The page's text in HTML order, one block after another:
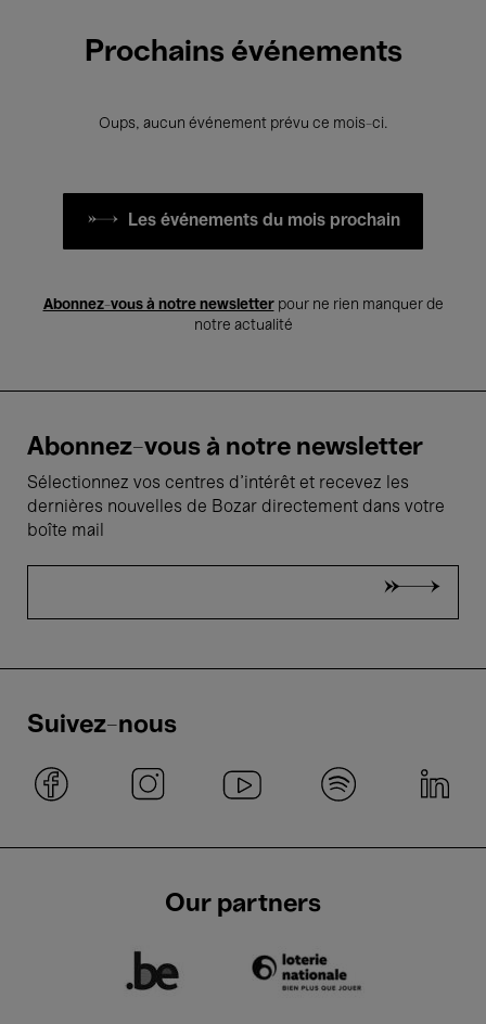
Prochains événements
Oups, aucun événement prévu ce mois-ci.
Les événements du mois prochain
Abonnez-vous à notre newsletterpour ne rien manquer de
notre actualité
Abonnez-vous à notre newsletter
Sélectionnez vos centres d'intérêt et recevez les
dernières nouvelles de Bozar directement dans votre
boîte mail
Suivez-nous
Our partners